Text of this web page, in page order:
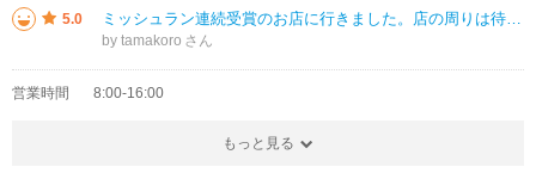
5.0 ミッシュラン連続受賞のお店に行きました。店の周りは待つ人で賑わっていました。お店に入り呼び出しベルをもらって待ちます。テーブルに案内されてからはテーブルナンバーと注文するナンバーを記入して渡します。お水、氷はセルフ。 麺
by tamakoro
営業時間 8:00-16:00
もっと見る